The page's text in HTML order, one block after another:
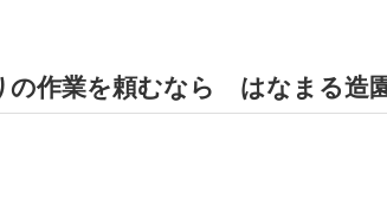
の作業を頼むなら はなまる造